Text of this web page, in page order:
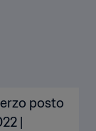
posto
|